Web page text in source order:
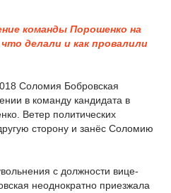
команды Порошенко на
делали и как провалили
Соломия Бобровская
в команду кандидата в
Ветер политических
сторону и занёс Соломию
с должности вице-
неоднократно приезжала